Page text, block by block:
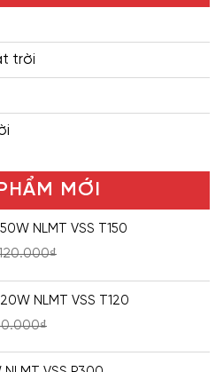
trời
MỚI
NLMT VSS T150
₫
NLMT VSS T120
₫